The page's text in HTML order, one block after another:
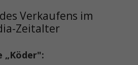
Verkaufens im
Zeitalter
„Köder":